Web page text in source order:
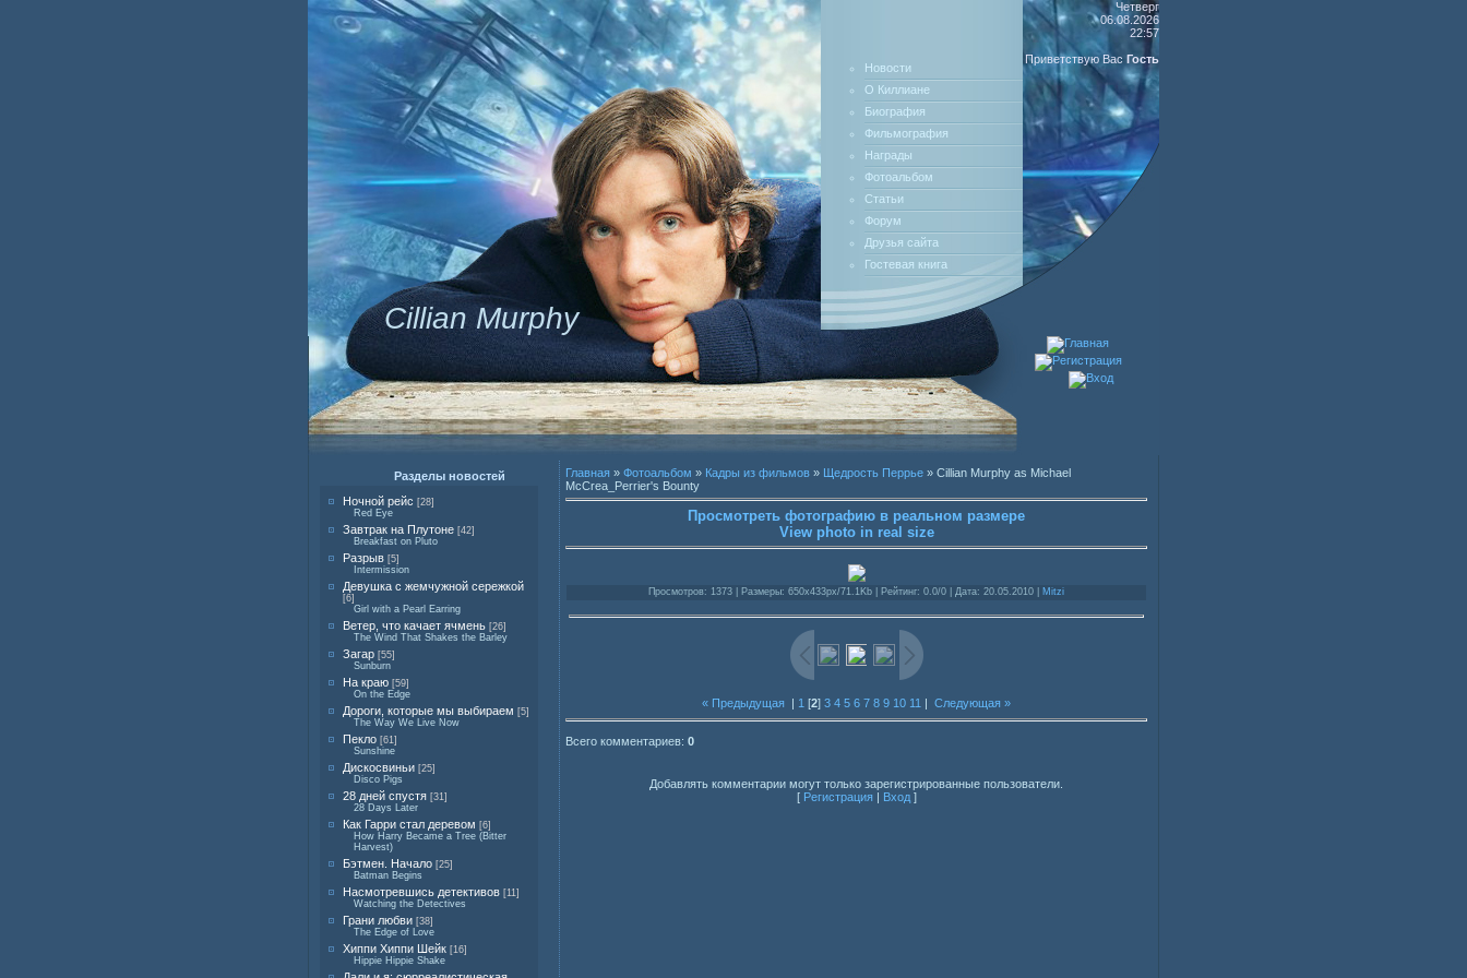
Cillian Murphy
Новости
О Киллиане
Биография
Фильмография
Награды
Фотоальбом
Статьи
Форум
Друзья сайта
Гостевая книга
Четверг
06.08.2026
22:57
Приветствую Вас Гость
Разделы новостей
Ночной рейс [28]
Red Eye
Завтрак на Плутоне [42]
Breakfast on Pluto
Разрыв [5]
Intermission
Девушка с жемчужной сережкой
[6]
Girl with a Pearl Earring
Ветер, что качает ячмень [26]
The Wind That Shakes the Barley
Загар [55]
Sunburn
На краю [59]
On the Edge
Дороги, которые мы выбираем [5]
The Way We Live Now
Пекло [61]
Sunshine
Дискосвиньи [25]
Disco Pigs
28 дней спустя [31]
28 Days Later
Как Гарри стал деревом [6]
How Harry Became a Tree (Bitter
Harvest)
Бэтмен. Начало [25]
Batman Begins
Насмотревшись детективов [11]
Watching the Detectives
Грани любви [38]
The Edge of Love
Хиппи Хиппи Шейк [16]
Hippie Hippie Shake
Главная » Фотоальбом » Кадры из фильмов » Щедрость Перрье » Cillian Murphy as Michael
McCrea_Perrier's Bounty
Просмотреть фотографию в реальном размере
View photo in real size
Просмотров: 1373 | Размеры: 650x433px/71.1Kb | Рейтинг: 0.0/0 | Дата: 20.05.2010 | Mitzi
« Предыдущая | 1 [2] 3 4 5 6 7 8 9 10 11 | Следующая »
Всего комментариев: 0
Добавлять комментарии могут только зарегистрированные пользователи.
[ Регистрация| Вход]